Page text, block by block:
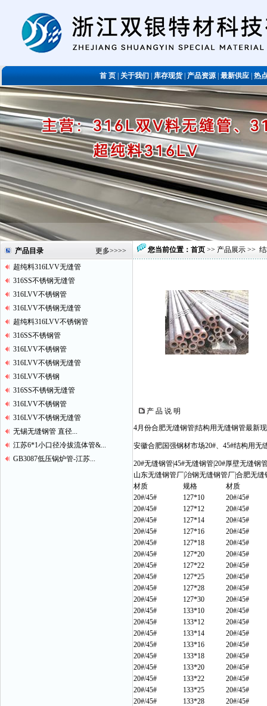
首 页关于我们库存现货|产品资源|最新供应|热
产品目录 更多>>>>
超纯料316LVV无缝管
316SS不锈钢无缝管
316LVV不锈钢管
316LVV不锈钢无缝管
超纯料316LVV不锈钢管
316SS不锈钢管
316LVV不锈钢管
316LVV不锈钢无缝管
316LVV不锈钢
316SS不锈钢无缝管
316LVV不锈钢管
316LVV不锈钢无缝管
无锡无缝钢管 直径...
江苏6*1小口径冷拔流体管&...
GB3087低压锅炉管-江苏...
您当前位置： 首页 >> 产品展示 >>
产 品 说 明
4月份合肥无缝钢管|结构用无缝钢管最新
安徽合肥国强钢材市场20#、45#结构用无
20#无缝钢管|45#无缝钢管|20#厚壁无缝钢
山东无缝钢管厂|冶钢无缝钢管厂|合肥无
材质
规格
材质
20#/45#
127*10
20#/45#
20#/45#
127*12
20#/45#
20#/45#
127*14
20#/45#
20#/45#
127*16
20#/45#
20#/45#
127*18
20#/45#
20#/45#
127*20
20#/45#
20#/45#
127*22
20#/45#
20#/45#
127*25
20#/45#
20#/45#
127*28
20#/45#
20#/45#
127*30
20#/45#
20#/45#
133*10
20#/45#
20#/45#
133*12
20#/45#
20#/45#
133*14
20#/45#
20#/45#
133*16
20#/45#
20#/45#
133*18
20#/45#
20#/45#
133*20
20#/45#
20#/45#
133*22
20#/45#
20#/45#
133*25
20#/45#
20#/45#
133*28
20#/45#